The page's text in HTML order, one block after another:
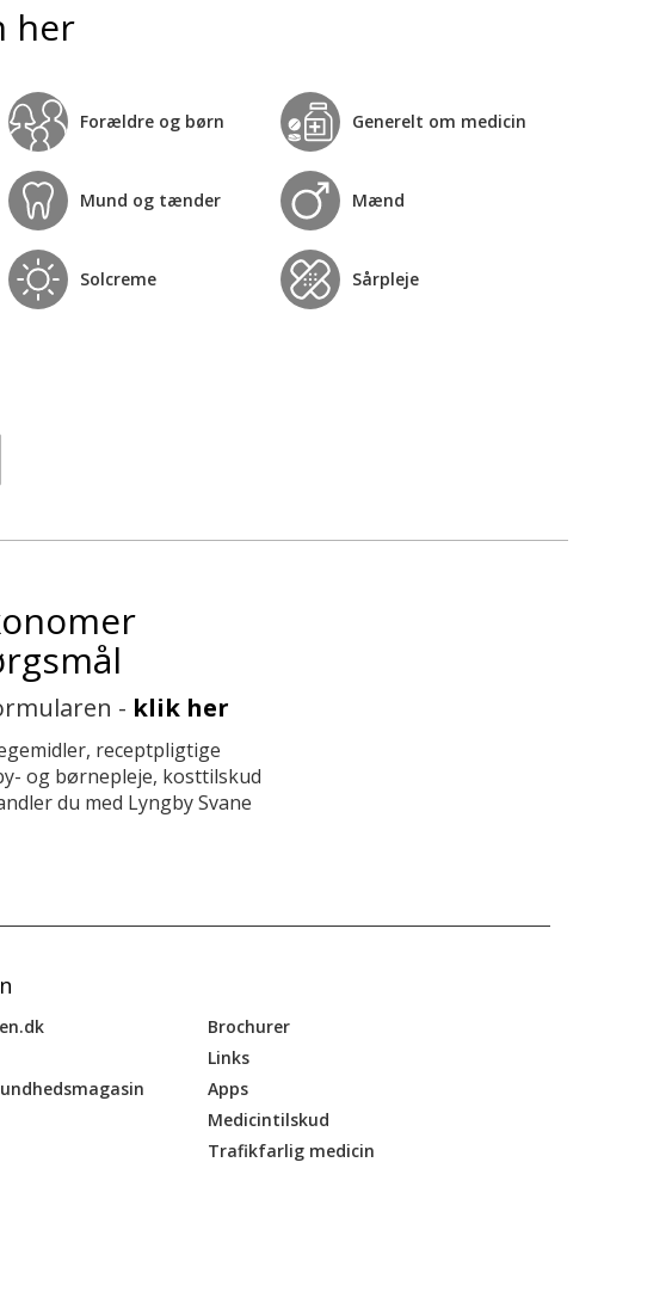
her
Forældre og børn Generelt om medicin
Mund og tænder Mænd
Solcreme Sårpleje
- klik her
receptpligtige
og børnepleje, kosttilskud
du med Lyngby Svane
Brochurer
Links
Apps
Medicintilskud
Trafikfarlig medicin